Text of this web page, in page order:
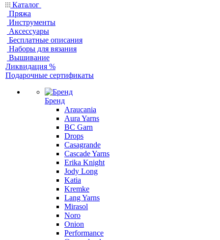
Каталог
Пряжа
Инструменты
Аксессуары
Бесплатные описания
Наборы для вязания
Вышивание
Ликвидация %
Подарочные сертификаты
Бренд
Araucania
Aura Yarns
BC Garn
Drops
Casagrande
Cascade Yarns
Erika Knight
Jody Long
Katia
Kremke
Lang Yarns
Mirasol
Noro
Onion
Performance